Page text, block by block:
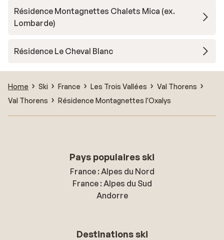
Résidence Montagnettes Chalets Mica (ex.
Lombarde)
Résidence Le Cheval Blanc
Home Ski France Les Trois Vallées
Val Thorens
Val Thorens
Résidence Montagnettes l'Oxalys
Pays populaires ski
France : Alpes du Nord
France : Alpes du Sud
Andorre
Destinations ski